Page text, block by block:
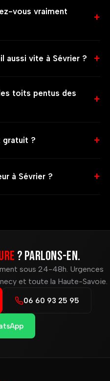
vous vraiment
aussi vite à Sévrier ?
toits pentus des
gratuit ?
à Sévrier ?
? Parlons-en.
sous 24-48h. Urgences
et toute la Haute-Savoie.
06 60 93 25 95